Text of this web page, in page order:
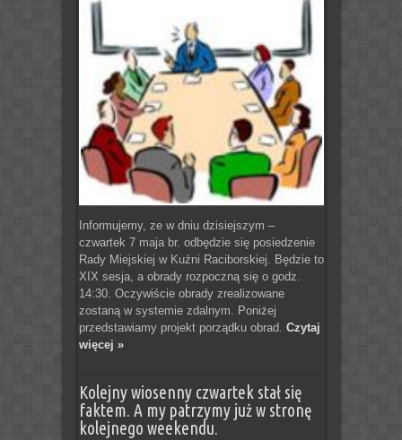
Informujemy, ze w dniu dzisiejszym –
czwartek 7 maja br. odbędzie się posiedzenie
Rady Miejskiej w Kuźni Raciborskiej. Będzie to
XIX sesja, a obrady rozpoczną się o godz.
14:30. Oczywiście obrady zrealizowane
zostaną w systemie zdalnym. Poniżej
przedstawiamy projekt porządku obrad. Czytaj
więcej »
Kolejny wiosenny czwartek stał się
faktem. A my patrzymy już w stronę
kolejnego weekendu.